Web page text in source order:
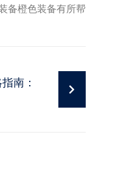
备橙色装备有所帮
南：